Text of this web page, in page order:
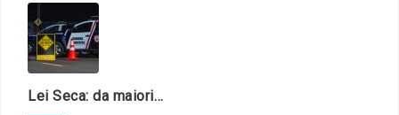
Lei Seca: da maioridade à maturidade